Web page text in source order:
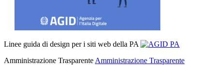
Linee guida di design per i siti web della PA
Amministrazione Trasparente Amministrazione Trasparente